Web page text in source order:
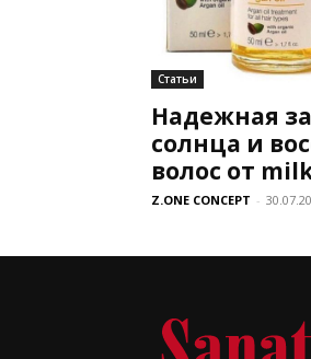
Статьи
Надежная
солнца и
волос от
Z.ONE CONCEPT -